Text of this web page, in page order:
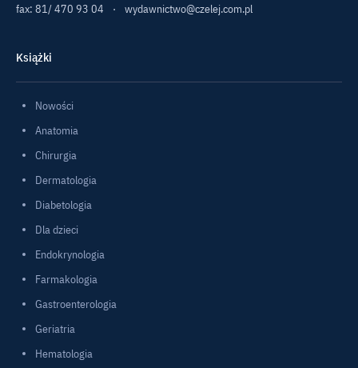
fax: 81/ 470 93 04
· wydawnictwo@czelej.com.pl
Książki
Nowości
Anatomia
Chirurgia
Dermatologia
Diabetologia
Dla dzieci
Endokrynologia
Farmakologia
Gastroenterologia
Geriatria
Hematologia